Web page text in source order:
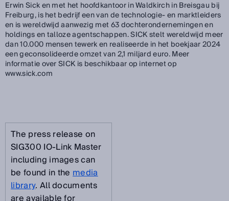
Erwin Sick en met het hoofdkantoor in Waldkirch in Breisgau bij
Freiburg, is het bedrijf een van de technologie- en marktleiders
en is wereldwijd aanwezig met 63 dochterondernemingen en
holdings en talloze agentschappen. SICK stelt wereldwijd meer
dan 10.000 mensen tewerk en realiseerde in het boekjaar 2024
een geconsolideerde omzet van 2,1 miljard euro. Meer
informatie over SICK is beschikbaar op internet op
www.sick.com
The press release on
SIG300 IO-Link Master
including images can
be found in themedia
library. All documents